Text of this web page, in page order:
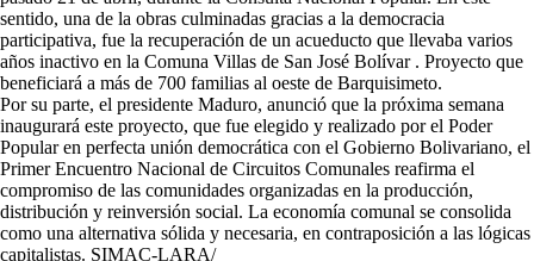
sentido, una de la obras culminadas gracias a la democracia
participativa, fue la recuperación de un acueducto que llevaba varios
años inactivo en la Comuna Villas de San José Bolívar . Proyecto que
beneficiará a más de 700 familias al oeste de Barquisimeto.
Por su parte, el presidente Maduro, anunció que la próxima semana
inaugurará este proyecto, que fue elegido y realizado por el Poder
Popular en perfecta unión democrática con el Gobierno Bolivariano, el
Primer Encuentro Nacional de Circuitos Comunales reafirma el
compromiso de las comunidades organizadas en la producción,
distribución y reinversión social. La economía comunal se consolida
como una alternativa sólida y necesaria, en contraposición a las lógicas
capitalistas. SIMAC-LARA/